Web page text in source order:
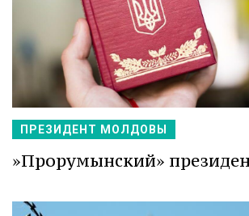
ПРЕЗИДЕНТ МОЛДОВЫ
»Прорумынский»